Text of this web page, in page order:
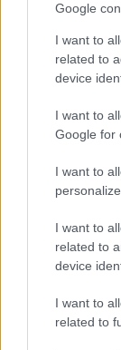
Google
I want to
related to
device
I want to
Google for
I want to
I want to
related to
device
I want to
related to
Θεραπείας
Τρικάλων,
ΟΛΕΣ ΟΙ
Γιατί